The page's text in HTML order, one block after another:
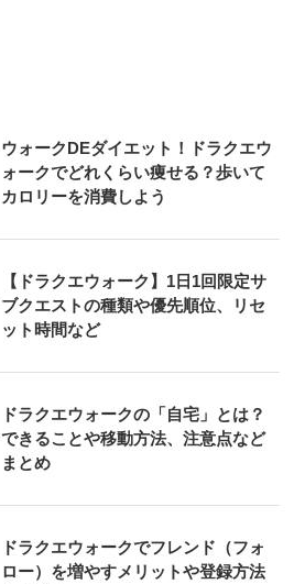
ウォークDEダイエット！ドラクエウ
ォークでどれくらい痩せる？歩いて
カロリーを消費しよう
【ドラクエウォーク】1日1回限定サ
ブクエストの種類や優先順位、リセ
ット時間など
ドラクエウォークの「自宅」とは？
できることや移動方法、注意点など
まとめ
ドラクエウォークでフレンド（フォ
ロー）を増やすメリットや登録方法